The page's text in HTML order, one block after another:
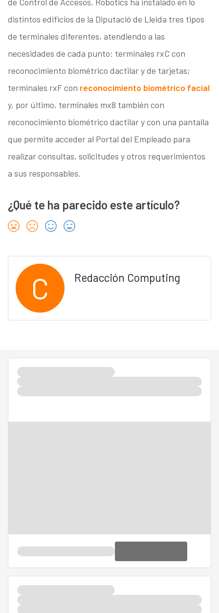
distintos edificios de la Diputació de Lleida tres tipos
de terminales diferentes, atendiendo a las
necesidades de cada punto: terminales rxC con
reconocimiento biométrico dactilar y de tarjetas;
terminales rxF con reconocimiento biométrico facial
y, por último, terminales mx8 también con
reconocimiento biométrico dactilar y con una pantalla
que permite acceder al Portal del Empleado para
realizar consultas, solicitudes y otros requerimientos
a sus responsables.
¿Qué te ha parecido este artículo?
C Redacción Computing